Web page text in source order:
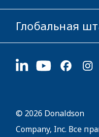
Этика и
Карьера
Инвесторам
Поставщикам
Устойчивое
Глобальная
1400 W 94th
© 2026 Donaldson
Company, Inc. Все